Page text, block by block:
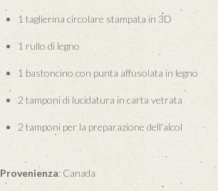
1 taglierina circolare stampata in 3D
1 rullo di legno
1 bastoncino con punta affusolata in legno
2 tamponi di lucidatura in carta vetrata
2 tamponi per la preparazione dell'alcol
Provenienza: Canada